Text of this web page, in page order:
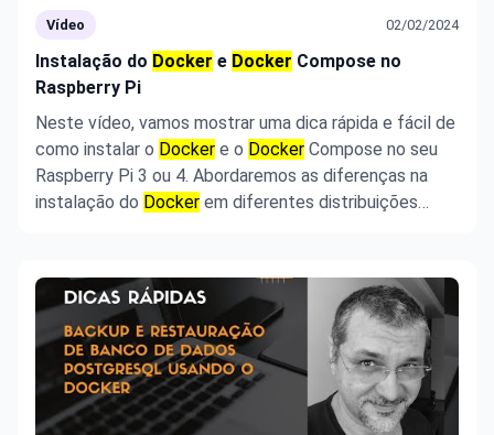
Vídeo 02/02/2024
Instalação do Docker e Docker Compose no
Raspberry Pi
Neste vídeo, vamos mostrar uma dica rápida e fácil de
como instalar o Docker e o Docker Compose no seu
Raspberry Pi 3 ou 4. Abordaremos as diferenças na
instalação do Docker em diferentes distribuições
uso constante de 's ...